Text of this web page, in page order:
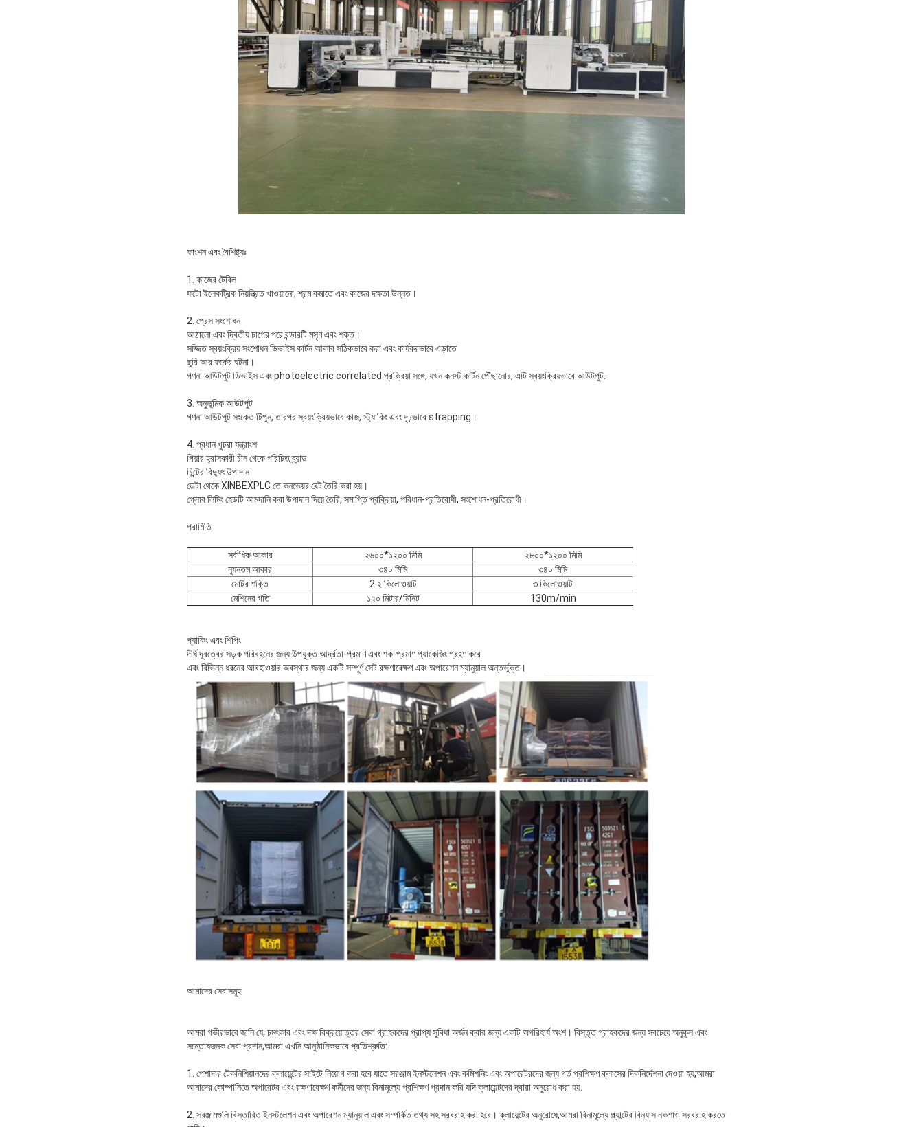
ফাংশন এবং বৈশিষ্ট্যঃ
1. কাজের টেবিল
ফটো ইলেকট্রিক নিয়ন্ত্রিত খাওয়ানো, শ্রম কমাতে এবং কাজের দক্ষতা উন্নত।
2. প্রেস সংশোধন
আঠালো এবং দ্বিতীয় চাপের পরে বন্ডারটি মসৃণ এবং শক্ত।
সজ্জিত স্বয়ংক্রিয় সংশোধন ডিভাইস কার্টন আকার সঠিকভাবে করা এবং কার্যকরভাবে এড়াতে
ছুরি আর ফর্কের ঘটনা।
গণনা আউটপুট ডিভাইস এবং photoelectric correlated প্রক্রিয়া সঙ্গে, যখন কনস্ট কার্টন পৌঁছানোর, এটি স্বয়ংক্রিয়ভাবে আউটপুট.
3. অনুভূমিক আউটপুট
গণনা আউটপুট সংকেত টিপুন, তারপর স্বয়ংক্রিয়ভাবে কাজ, স্ট্যাকিং এবং দৃঢ়ভাবে strapping।
4. প্রধান খুচরা যন্ত্রাংশ
গিয়ার হ্রাসকারী চীন থেকে পরিচিত ব্র্যান্ড
চিন্টের বিদ্যুৎ উপাদান
ডেল্টা থেকে XINBEXPLC তে কনভেয়র বেল্ট তৈরি করা হয়।
গ্লোব লিমিং হেডটি আমদানি করা উপাদান দিয়ে তৈরি, সমাপ্তি প্রক্রিয়া, পরিধান-প্রতিরোধী, সংশোধন-প্রতিরোধী।
পরামিতি
সর্বাধিক আকার ২৬০০*১২০০ মিমি
২৮০০*১২০০ মিমি
ন্যূনতম আকার
৩৪০ মিমি
৩৪০ মিমি
মোটর শক্তি
2.২ কিলোওয়াট
৩ কিলোওয়াট
মেশিনের গতি
১২০ মিটার/মিনিট 130m/min
প্যাকিং এবং শিপিং
দীর্ঘ দূরত্বের সড়ক পরিবহনের জন্য উপযুক্ত আর্দ্রতা-প্রমাণ এবং শক-প্রমাণ প্যাকেজিং গ্রহণ করে
এবং বিভিন্ন ধরনের আবহাওয়ার অবস্থার জন্য একটি সম্পূর্ণ সেট রক্ষণাবেক্ষণ এবং অপারেশন ম্যানুয়াল অন্তর্ভুক্ত।
আমাদের সেবাসমূহ
আমরা গভীরভাবে জানি যে, চমৎকার এবং দক্ষ বিক্রয়োত্তর সেবা গ্রাহকদের প্রাপ্য সুবিধা অর্জন করার জন্য একটি অপরিহার্য অংশ। বিস্তৃত গ্রাহকদের জন্য সবচেয়ে অনুকূল এবং
সন্তোষজনক সেবা প্রদান,আমরা এখনি আনুষ্ঠানিকভাবে প্রতিশ্রুতি:
1. পেশাদার টেকনিশিয়ানদের ক্লায়েন্টের সাইটে নিয়োগ করা হবে যাতে সরঞ্জাম ইনস্টলেশন এবং কমিশনিং এবং অপারেটরদের জন্য গর্ত প্রশিক্ষণ ক্লাসের দিকনির্দেশনা দেওয়া হয়;আমরা
আমাদের কোম্পানিতে অপারেটর এবং রক্ষণাবেক্ষণ কর্মীদের জন্য বিনামূল্যে প্রশিক্ষণ প্রদান করি যদি ক্লায়েন্টদের দ্বারা অনুরোধ করা হয়.
2. সরঞ্জামগুলি বিস্তারিত ইনস্টলেশন এবং অপারেশন ম্যানুয়াল এবং সম্পর্কিত তথ্য সহ সরবরাহ করা হবে। ক্লায়েন্টের অনুরোধে,আমরা বিনামূল্যে প্ল্যান্টের বিন্যাস নকশাও সরবরাহ করতে